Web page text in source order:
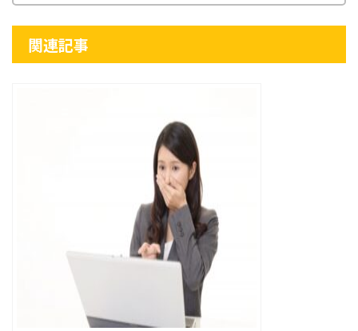
関連記事